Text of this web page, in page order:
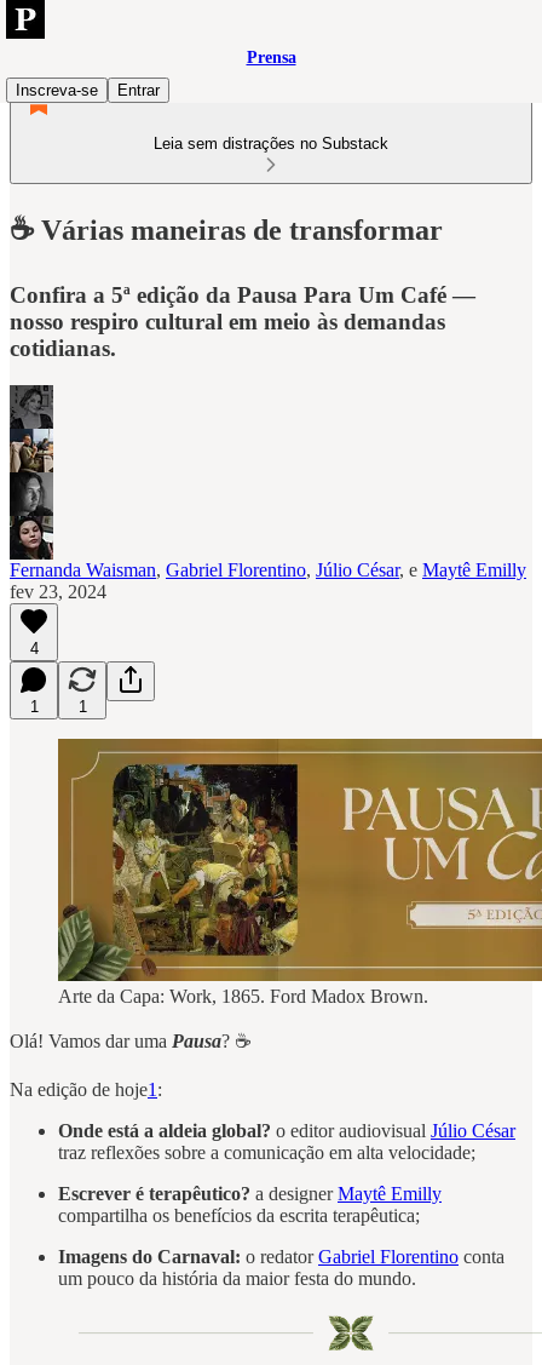
Prensa
Inscreva-se
Entrar
Leia sem distrações no Substack
☕ Várias maneiras de transformar
Confira a 5ª edição da Pausa Para Um Café —
nosso respiro cultural em meio às demandas
cotidianas.
Fernanda Waisman, Gabriel Florentino, Júlio César, e Maytê Emilly
fev 23, 2024
4
1 1
Arte da Capa: Work, 1865. Ford Madox Brown.
Olá! Vamos dar uma Pausa? ☕
Na edição de hoje1 :
Onde está a aldeia global? o editor audiovisual Júlio César
traz reflexões sobre a comunicação em alta velocidade;
Escrever é terapêutico? a designerMaytê Emilly
compartilha os benefícios da escrita terapêutica;
Imagens do Carnaval: o redatorGabriel Florentino conta
um pouco da história da maior festa do mundo.